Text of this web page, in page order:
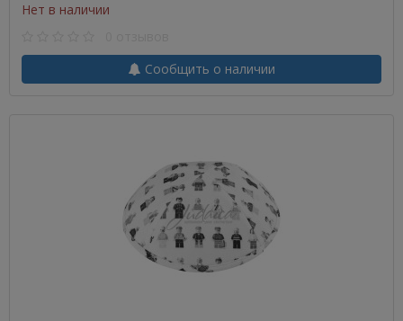
Нет в наличии
Сообщить о наличии